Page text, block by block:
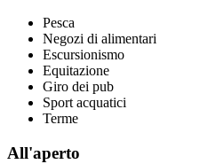
Pesca
Negozi di alimentari
Escursionismo
Equitazione
Giro dei pub
Sport acquatici
Terme
All'aperto